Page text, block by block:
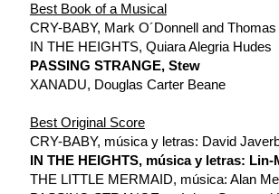
Best Book of a Musical
CRY-BABY, Mark O´Donnell and
IN THE HEIGHTS, Quiara Alegria Hudes
PASSING STRANGE, Stew
XANADU, Douglas Carter Beane
Best Original Score
CRY-BABY, música y letras: David
IN THE HEIGHTS, música y letras:
THE LITTLE MERMAID, música: Alan